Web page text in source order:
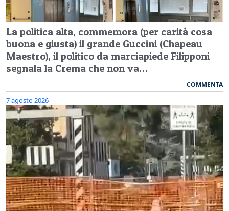
La politica alta, commemora (per carità cosa
buona e giusta) il grande Guccini (Chapeau
Maestro), il politico da marciapiede Filipponi
segnala la Crema che non va…
COMMENTA
7 agosto 2026